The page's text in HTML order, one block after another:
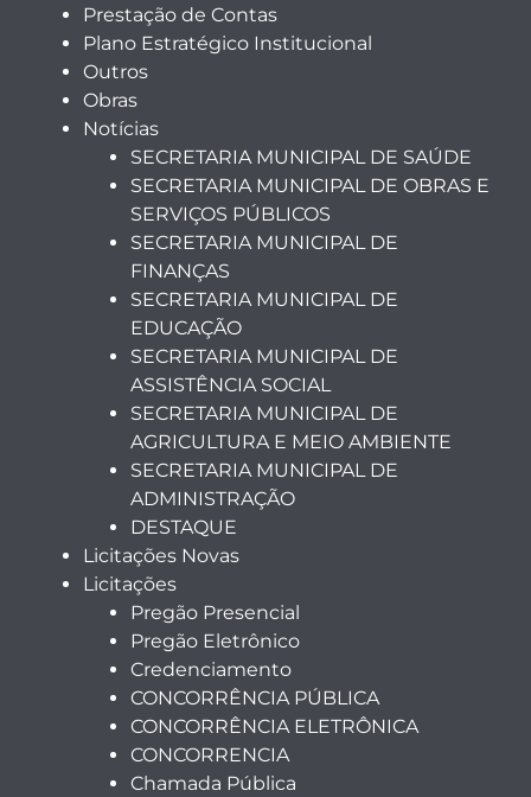
Prestação de Contas
Plano Estratégico Institucional
Outros
Obras
Notícias
SECRETARIA MUNICIPAL DE SAÚDE
SECRETARIA MUNICIPAL DE OBRAS E
SERVIÇOS PÚBLICOS
SECRETARIA MUNICIPAL DE
FINANÇAS
SECRETARIA MUNICIPAL DE
EDUCAÇÃO
SECRETARIA MUNICIPAL DE
ASSISTÊNCIA SOCIAL
SECRETARIA MUNICIPAL DE
AGRICULTURA E MEIO AMBIENTE
SECRETARIA MUNICIPAL DE
ADMINISTRAÇÃO
DESTAQUE
Licitações Novas
Licitações
Pregão Presencial
Pregão Eletrônico
Credenciamento
CONCORRÊNCIA PÚBLICA
CONCORRÊNCIA ELETRÔNICA
CONCORRENCIA
Chamada Pública